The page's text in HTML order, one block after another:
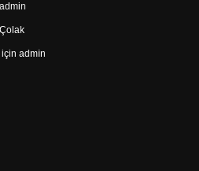
admin
Çolak
için admin